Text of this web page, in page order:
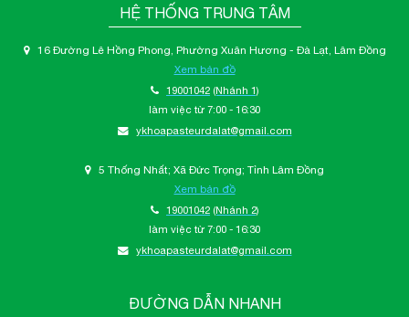
HỆ THỐNG TRUNG TÂM
16 Đường Lê Hồng Phong, Phường Xuân Hương - Đà Lạt, Lâm Đồng
Xem bản đồ
19001042 (Nhánh 1)
làm việc từ 7:00 - 16:30
ykhoapasteurdalat@gmail.com
5 Thống Nhất; Xã Đức Trọng; Tỉnh Lâm Đồng
Xem bản đồ
19001042 (Nhánh 2)
làm việc từ 7:00 - 16:30
ykhoapasteurdalat@gmail.com
ĐƯỜNG DẪN NHANH